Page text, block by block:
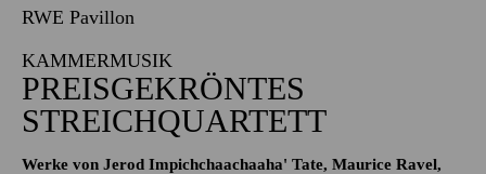
RWE Pavillon
KAMMERMUSIK
PREISGEKRÖNTES
STREICHQUARTETT
Werke von Jerod Impichchaachaaha' Tate, Maurice Ravel,